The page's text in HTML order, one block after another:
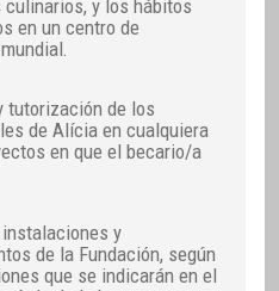
culinarios, y los hábitos
en un centro de
tutorización de los
de Alícia en cualquiera
en que el becario/a
y
de la Fundación, según
que se indicarán en el